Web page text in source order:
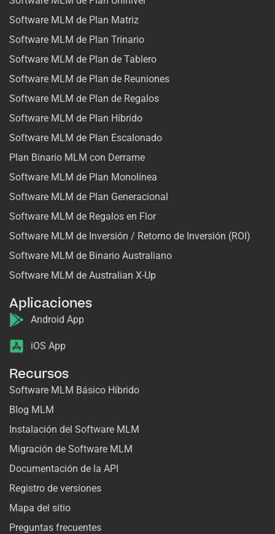
Software MLM de Plan Matriz
Software MLM de Plan Trinario
Software MLM de Plan de Tablero
Software MLM de Plan de Reuniones
Software MLM de Plan de Regalos
Software MLM de Plan Híbrido
Software MLM de Plan Escalonado
Plan Binario MLM con Derrame
Software MLM de Plan Monolínea
Software MLM de Plan Generacional
Software MLM de Regalos en Flor
Software MLM de Inversión / Retorno de Inversión (ROI)
Software MLM de Binario Australiano
Software MLM de Australian X-Up
Aplicaciones
Android App
iOS App
Recursos
Software MLM Básico Híbrido
Blog MLM
Instalación del Software MLM
Migración de Software MLM
Documentación de la API
Registro de versiones
Mapa del sitio
Preguntas frecuentes